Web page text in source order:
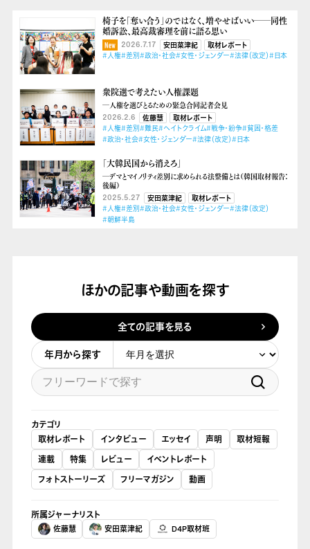
椅子を「奪い合う」のではなく、増やせばいい──同性
婚訴訟、最高裁審理を前に語る思い
2026.7.17 安田菜津紀
取材レポート
#人権#差別#政治・社会#女性・ジェンダー#法律（改定）#日本
衆院選で考えたい人権課題
―人権を選びとるための緊急合同記者会見
2026.2.6 佐藤慧
取材レポート
#人権#差別#難民#ヘイトクライム#戦争・紛争#貧困・格差
#政治・社会#女性・ジェンダー#法律（改定）#日本
「大韓民国から消えろ」
―デマとマイノリティ差別に求められる法整備とは（韓国取材報告：
後編）
2025.5.27 安田菜津紀
取材レポート
#人権#差別#政治・社会#女性・ジェンダー#法律（改定）
#朝鮮半島
ほかの記事や動画を探す
全ての記事を見る
年月から探す
カテゴリ
取材レポート
インタビュー エッセイ 声明
取材短報
連載
特集 レビュー
イベントレポート
フォトストーリーズ
フリーマガジン 動画
所属ジャーナリスト
佐藤慧 安田菜津紀 D4P取材班